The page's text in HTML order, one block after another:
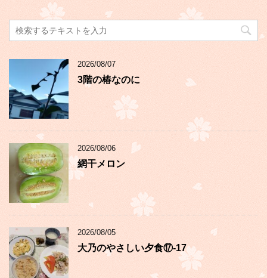
2026/08/07
3階の椿なのに
2026/08/06
網干メロン
2026/08/05
大乃のやさしい夕食⑰-17